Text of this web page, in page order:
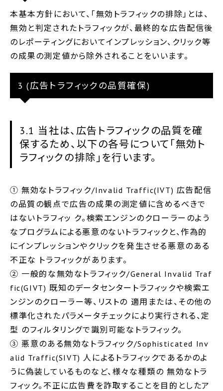
本基本方針において、「無効トラフィックの排除」とは、
無効と判定されたトラフィックが、最終的な広告配信後
のレポーティングにおいてインプレッション、クリック等
の成果の測定値から除外されることをいいます。
3 (広告トラフィックの品質確保)
3.1 当社は、広告トラフィックの品質を確
保するため、以下の各号について「無効ト
ラフィックの排除」を行います。
① 無効なトラフィック/Invalid Traffic(IVT) 広告配信
の品質の観点で広告の成果の測定値に含めるべきで
はないトラフィッ ク。検索エンジンのクローラーのよう
なプログラムによる悪意のないトラフィックと、作為的
にインプレッションやクリックを発生させる悪意のある
不正な トラフィックがあります。
② 一般的な無効なトラフィック/General Invalid Traf
fic(GIVT) 既知のデータセンタートラフィックや検索エ
ンジンのクローラー等、リストの 適用または、その他の
標準化されたパラメータチェックにより実行される、定
型 のフィルタリングで識別可能なトラフィック。
③ 悪意のある無効なトラフィック/Sophisticated Inv
alid Traffic(SIVT) 人によるトラフィックであるかのよ
うに偽装しているものなど、様々な種類の 無効なトラ
フィック。不正に広告費を詐取することを目的としたア